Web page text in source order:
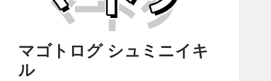
マゴトログ シュミニイキ
ル